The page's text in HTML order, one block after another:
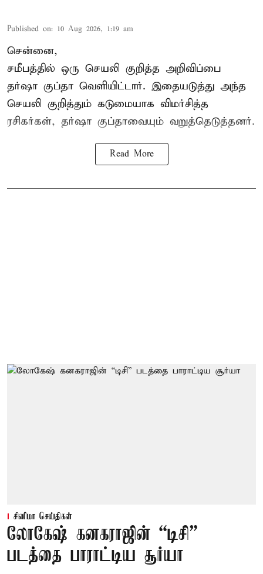
Published on: 10 Aug 2026, 1:19 am
சென்னை,
சமீபத்தில் ஒரு செயலி குறித்த அறிவிப்பை
தர்ஷா குப்தா வெளியிட்டார். இதையடுத்து அந்த
செயலி குறித்தும் கடுமையாக விமர்சித்த
ரசிகர்கள், தர்ஷா குப்தாவையும் வறுத்தெடுத்தனர்.
Read More
சினிமா செய்திகள்
லோகேஷ் கனகராஜின் “டிசி”
படத்தை பாராட்டிய சூர்யா